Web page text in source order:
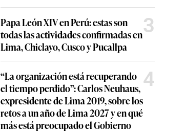
Papa León XIV en Perú: estas son
todas las actividades confirmadas en
Lima, Chiclayo, Cusco y Pucallpa
3
“La organización está recuperando
el tiempo perdido”: Carlos Neuhaus,
expresidente de Lima 2019, sobre los
retos a un año de Lima 2027 y en qué
más está preocupado el Gobierno
4